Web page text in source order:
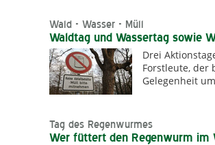
Wald - Wasser - Müll
Waldtag und Wassertag sowie
Drei
Forstleute, der
Gelegenheit
Tag des Regenwurmes
Wer füttert den Regenwurm im